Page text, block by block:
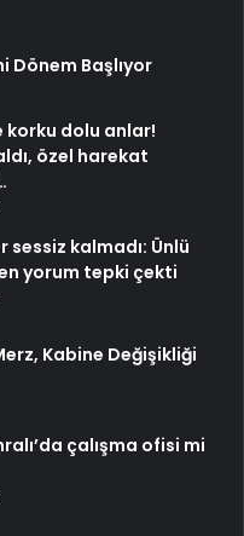
Dönem Başlıyor
korku dolu anlar!
özel harekat
sessiz kalmadı: Ünlü
yorum tepki çekti
Kabine Değişikliği
çalışma ofisi mi